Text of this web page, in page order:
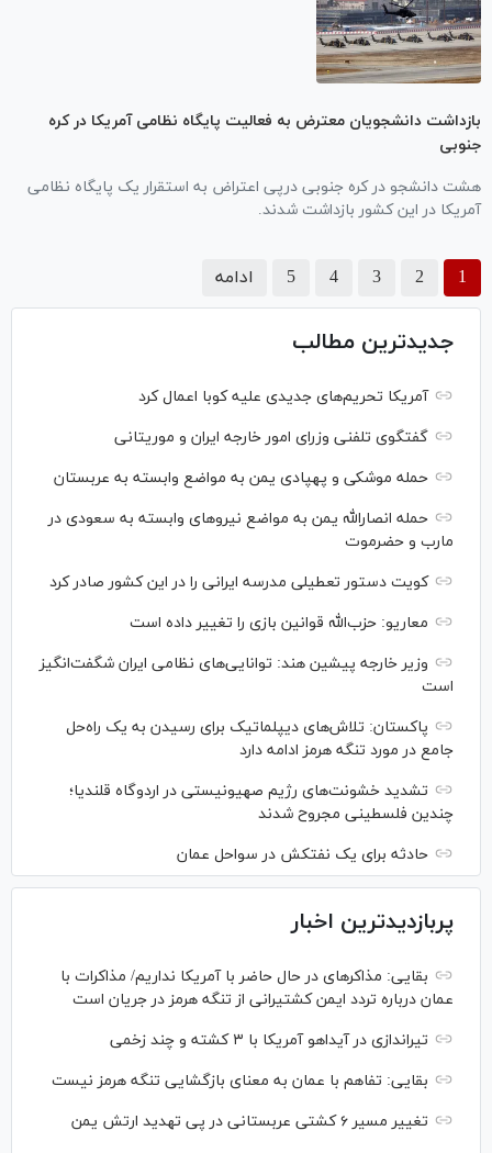
بازداشت دانشجویان معترض به فعالیت پایگاه نظامی آمریکا در کره
جنوبی
هشت دانشجو در کره جنوبی درپی اعتراض به استقرار یک پایگاه نظامی
آمریکا در این کشور بازداشت شدند.
1
2
3
4
5 ادامه
جدیدترین مطالب
آمریکا تحریم‌های جدیدی علیه کوبا اعمال کرد
گفتگوی تلفنی وزرای امور خارجه ایران و موریتانی
حمله موشکی و پهپادی یمن به مواضع وابسته به عربستان
حمله انصارالله یمن به مواضع نیرو‌های وابسته به سعودی در
مارب و حضرموت
کویت دستور تعطیلی مدرسه ایرانی را در این کشور صادر کرد
معاریو: حزب‌الله قوانین بازی را تغییر داده است
وزیر خارجه پیشین هند: توانایی‌های نظامی ایران شگفت‌انگیز
است
پاکستان: تلاش‌های دیپلماتیک برای رسیدن به یک راه‌حل
جامع در مورد تنگه هرمز ادامه دارد
تشدید خشونت‌های رژیم صهیونیستی در اردوگاه قلندیا؛
چندین فلسطینی مجروح شدند
حادثه برای یک نفتکش در سواحل عمان
پربازدیدترین اخبار
بقایی: مذاکره‎ای در حال حاضر با آمریکا نداریم/ مذاکرات با
عمان درباره تردد ایمن کشتیرانی از تنگه هرمز در جریان است
تیراندازی در آیداهو آمریکا با ۳ کشته و چند زخمی
بقایی: تفاهم با عمان به معنای بازگشایی تنگه هرمز نیست
تغییر مسیر ۶ کشتی عربستانی در پی تهدید ارتش یمن